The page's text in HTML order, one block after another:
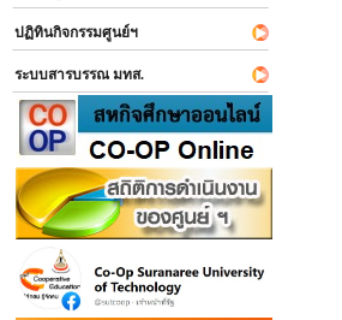
ปฏิทินกิจกรรมศูนย์ฯ
ระบบสารบรรณ มทส.